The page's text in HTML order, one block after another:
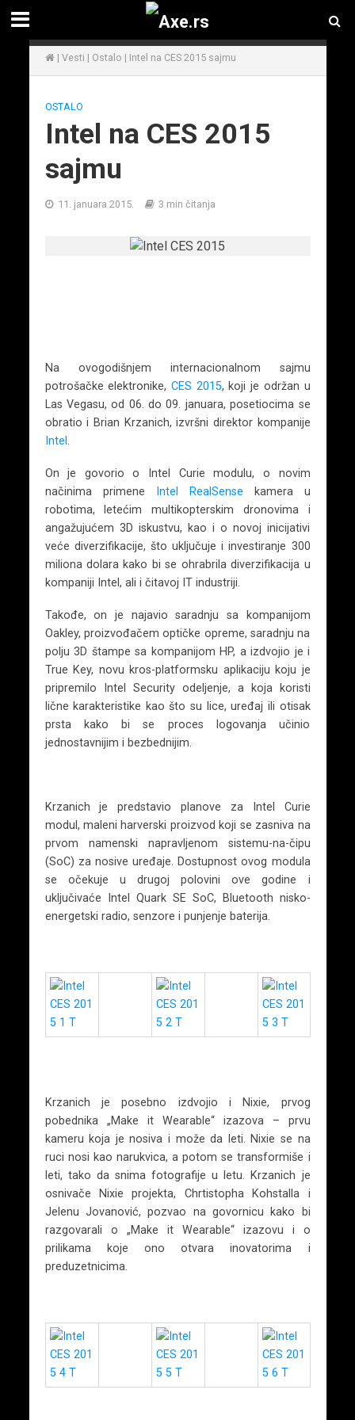
| Vesti | Ostalo | Intel na CES 2015 sajmu
OSTALO
Intel na CES 2015
sajmu
11. januara 2015. 3 min čitanja
Na ovogodišnjem internacionalnom sajmu
potrošačke elektronike, CES 2015, koji je održan u
Las Vegasu, od 06. do 09. januara, posetiocima se
obratio i Brian Krzanich, izvršni direktor kompanije
Intel
On je govorio o Intel Curie modulu, o novim
načinima primene
Intel RealSense kamera u
robotima, letećim multikopterskim dronovima i
angažujućem 3D iskustvu, kao i o novoj inicijativi
veće diverzifikacije, što uključuje i investiranje 300
miliona dolara kako bi se ohrabrila diverzifikacija u
kompaniji Intel, ali i čitavoj IT industriji.
Takođe, on je najavio saradnju sa kompanijom
Oakley, proizvođačem optičke opreme, saradnju na
polju 3D štampe sa kompanijom HP, a izdvojio je i
True Key, novu kros-platformsku aplikaciju koju je
pripremilo Intel Security odeljenje, a koja koristi
lične karakteristike kao što su lice, uređaj ili otisak
prsta kako bi se proces logovanja učinio
jednostavnijim i bezbednijim.
Krzanich je predstavio planove za Intel Curie
modul, maleni harverski proizvod koji se zasniva na
prvom namenski napravljenom sistemu-na-čipu
(SoC) za nosive uređaje. Dostupnost ovog modula
se očekuje u drugoj polovini ove godine i
uključivaće Intel Quark SE SoC, Bluetooth nisko-
energetski radio, senzore i punjenje baterija.
Krzanich je posebno izdvojio i Nixie, prvog
pobednika „Make it Wearable“ izazova – prvu
kameru koja je nosiva i može da leti. Nixie se na
ruci nosi kao narukvica, a potom se transformiše i
leti, tako da snima fotografije u letu. Krzanich je
osnivače Nixie projekta, Chrtistopha Kohstalla i
Jelenu Jovanović, pozvao na govornicu kako bi
razgovarali o „Make it Wearable“ izazovu i o
prilikama koje ono otvara inovatorima i
preduzetnicima.